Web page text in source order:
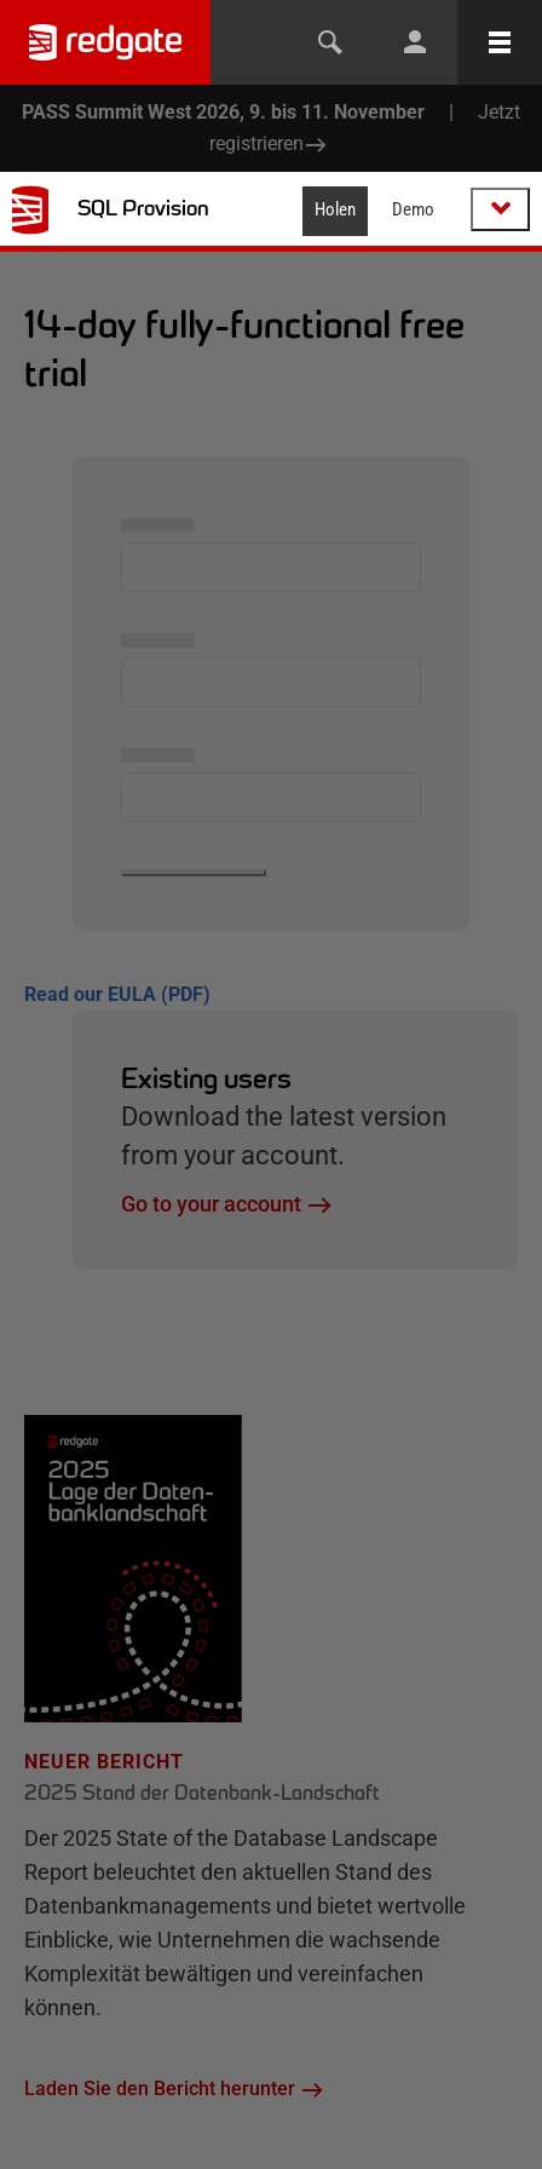
PASS Summit West 2026, 9. bis 11. November |
Jetzt
registrieren
SQL Provision Holen Demo
14-day fully-functional free
trial
Read our EULA (PDF)
Existing users
Download the latest version
from your account.
Go to your account
NEUER BERICHT
2025 Stand der Datenbank-Landschaft
Der 2025 State of the Database Landscape
Report beleuchtet den aktuellen Stand des
Datenbankmanagements und bietet wertvolle
Einblicke, wie Unternehmen die wachsende
Komplexität bewältigen und vereinfachen
können.
Laden Sie den Bericht herunter